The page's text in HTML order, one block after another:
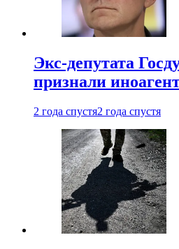
Экс-депутата
признали
2 года спустя2 года спустя